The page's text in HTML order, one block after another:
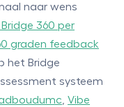
naar wens
360 per
graden feedback
het Bridge
systeem
Vibe